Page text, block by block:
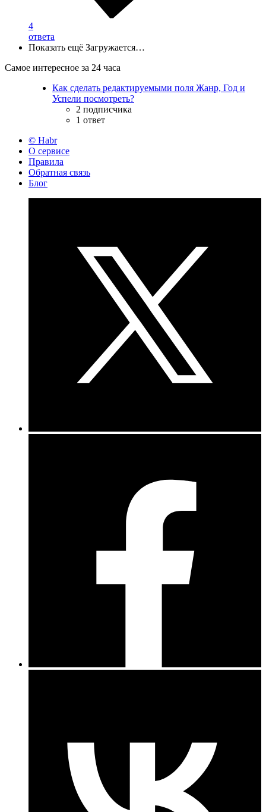
4
ответа
Показать ещё Загружается…
Самое интересное за 24 часа
Как сделать редактируемыми поля Жанр, Год и
Успели посмотреть?
2 подписчика
1 ответ
© Habr
О сервисе
Правила
Обратная связь
Блог